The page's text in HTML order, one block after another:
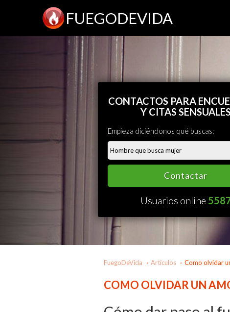
FUEGODEVIDA
CONTACTOS PARA
Y CITAS SENSUALES
Empieza diciéndonos qué buscas:
Contactar
Usuarios online
FuegoDeVida Artículos Como olvidar
COMO OLVIDAR UN